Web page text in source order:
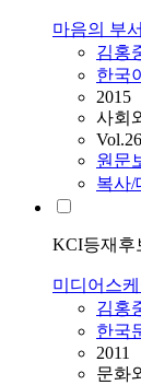
마음의 부
김홍
한국
2015
사회
원문
복사/
KCI등재후
미디어스
김홍
한국
2011
문화